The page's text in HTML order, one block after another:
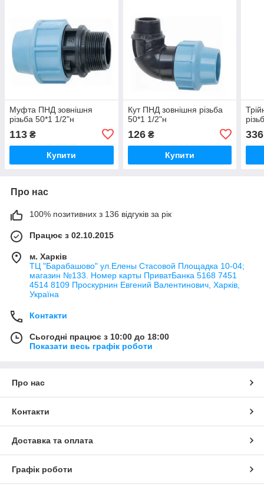
Муфта ПНД зовнішня
різьба 50*1 1/2"н
113 ₴
Купити
Кут ПНД зовнішня різьба
50*1 1/2"н
126₴
Купити
336
Про нас
100% позитивних з 136 відгуків за рік
Працює з 02.10.2015
м. Харків
ТЦ "Барабашово" ул.Елены Стасовой Площадка 10-04;
магазин №133. Номер карты ПриватБанка 5168 7451
4514 8109 Проскурнин Евгений Валентинович, Харків,
Україна
Контакти
Сьогодні працює з 10:00 до 18:00
Показати весь графік роботи
Про нас
Контакти
Доставка та оплата
Графік роботи